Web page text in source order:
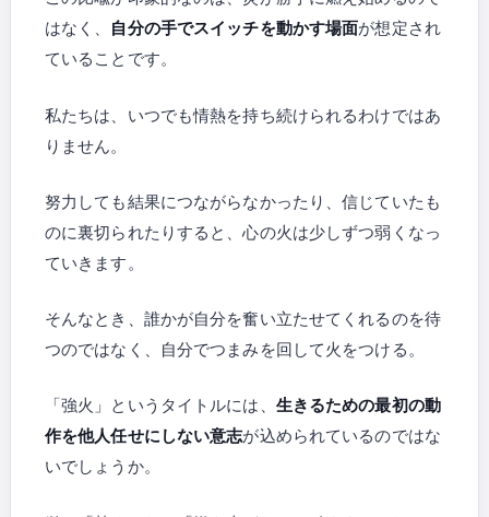
はなく、 自分の手でスイッチを動かす場面が想定され
ていることです。
私たちは、いつでも情熱を持ち続けられるわけではあ
りません。
努力しても結果につながらなかったり、信じていたも
のに裏切られたりすると、心の火は少しずつ弱くなっ
ていきます。
そんなとき、誰かが自分を奮い立たせてくれるのを待
つのではなく、自分でつまみを回して火をつける。
「強火」というタイトルには、 生きるための最初の動
作を他人任せにしない意志が込められているのではな
いでしょうか。